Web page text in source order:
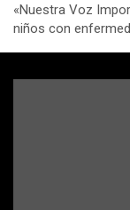
«Nuestra Voz
niños con